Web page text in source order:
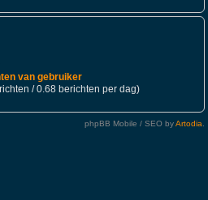
van gebruiker
/ 0.68 berichten per dag)
phpBB Mobile / SEO byArtodia